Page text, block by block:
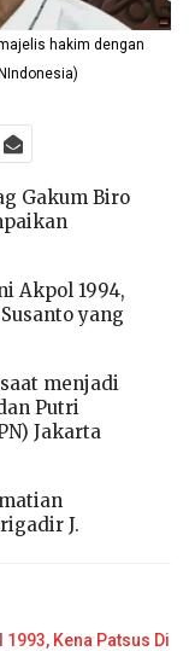
hakim dengan
Gakum Biro
Akpol 1994,
yang
menjadi
Putri
Jakarta
J.
Kena Patsus Di